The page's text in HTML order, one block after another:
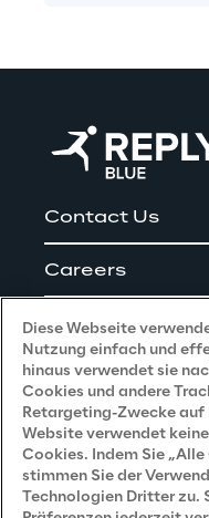
Contact Us
Careers
Impressum
Privacy and
Datenschutz- und
Datenschutzhinweis
Diese Webseite
Nutzung einfach und
hinaus verwendet sie
Cookies und andere
Retargeting-Zwecke
Website verwendet
Cookies. Indem Sie
stimmen Sie der
Technologien Dritter zu.